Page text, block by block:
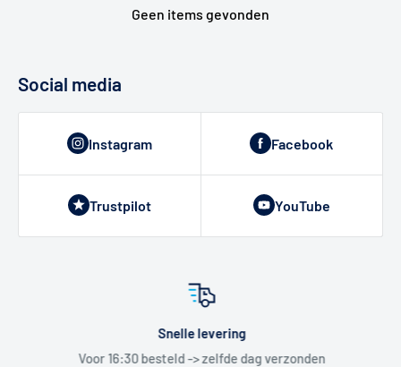
Geen items gevonden
Social media
Instagram Facebook
Trustpilot YouTube
Snelle levering
Voor 16:30 besteld -> zelfde dag verzonden